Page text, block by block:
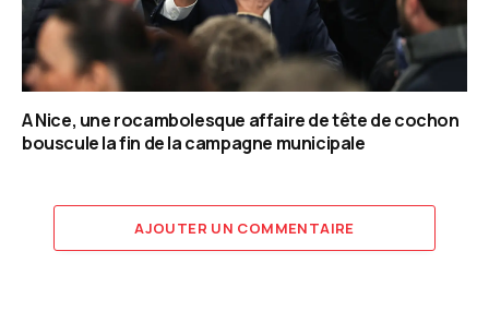
A Nice, une rocambolesque affaire de tête de cochon
bouscule la fin de la campagne municipale
AJOUTER UN COMMENTAIRE